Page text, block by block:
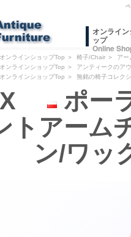
オンライ
ップ
Online
ンラインショップTop ＞ 椅子/Chair ＞
アー
ンラインショップTop ＞
アンティークのア
ンラインショップTop ＞ 無銘の椅子コレク
ポー
トアーム
ン/ワッ